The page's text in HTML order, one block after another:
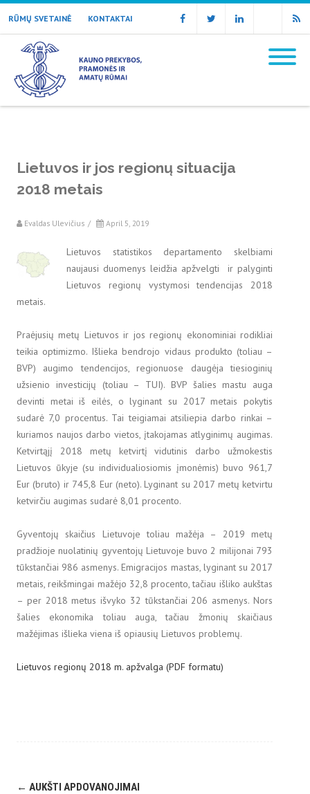
RŪMŲ SVETAINĖ KONTAKTAI
Email RSS
Lietuvos ir jos regionų situacija
2018 metais
Evaldas Ulevičius / April 5, 2019
Lietuvos statistikos departamento skelbiami
naujausi duomenys leidžia apžvelgti ir palyginti
Lietuvos regionų vystymosi tendencijas 2018
metais.
Praėjusių metų Lietuvos ir jos regionų ekonominiai rodikliai
teikia optimizmo. Išlieka bendrojo vidaus produkto (toliau –
BVP) augimo tendencijos, regionuose daugėja tiesioginių
užsienio investicijų (toliau – TUI). BVP šalies mastu auga
devinti metai iš eilės, o lyginant su 2017 metais pokytis
sudarė 7,0 procentus. Tai teigiamai atsiliepia darbo rinkai –
kuriamos naujos darbo vietos, įtakojamas atlyginimų augimas.
Ketvirtąjį 2018 metų ketvirtį vidutinis darbo užmokestis
Lietuvos ūkyje (su individualiosiomis įmonėmis) buvo 961,7
Eur (bruto) ir 745,8 Eur (neto). Lyginant su 2017 metų ketvirtu
ketvirčiu augimas sudarė 8,01 procento.
Gyventojų skaičius Lietuvoje toliau mažėja – 2019 metų
pradžioje nuolatinių gyventojų Lietuvoje buvo 2 milijonai 793
tūkstančiai 986 asmenys. Emigracijos mastas, lyginant su 2017
metais, reikšmingai mažėjo 32,8 procento, tačiau išliko aukštas
– per 2018 metus išvyko 32 tūkstančiai 206 asmenys. Nors
šalies ekonomika toliau auga, tačiau žmonių skaičiaus
mažėjimas išlieka viena iš opiausių Lietuvos problemų.
Lietuvos regionų 2018 m. apžvalga (PDF formatu)
Post
← AUKŠTI APDOVANOJIMAI